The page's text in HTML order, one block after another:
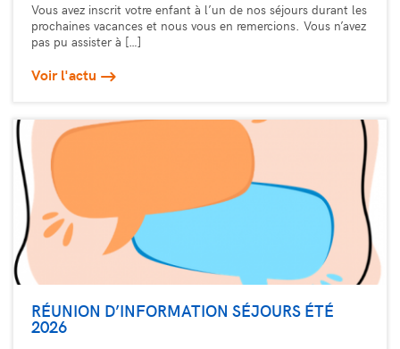
Vous avez inscrit votre enfant à l’un de nos séjours durant les
prochaines vacances et nous vous en remercions. Vous n’avez
pas pu assister à […]
Voir l'actu
RÉUNION D’INFORMATION SÉJOURS ÉTÉ
2026